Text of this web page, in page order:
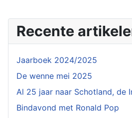
Recente
Jaarboek 2024/2025
De wenne mei 2025
Al 25 jaar naar Schotland, de
Bindavond met Ronald Pop